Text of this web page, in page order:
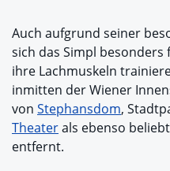
Auch aufgrund seiner
sich das Simpl besonders
ihre Lachmuskeln
inmitten der Wiener
von Stephansdom,
Theaterals ebenso
entfernt.